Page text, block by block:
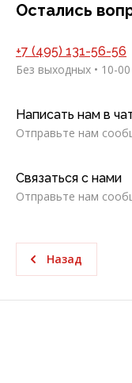
Остались
+7 (495) 131-56-56
Без выходных • 10-
Написать нам в
Отправьте нам
Связаться с нами
Отправьте нам
Назад